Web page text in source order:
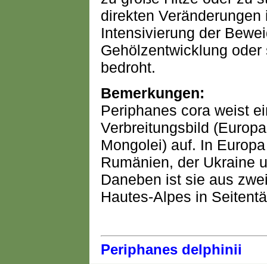
direkten
Intensivierung der
Gehölzentwicklung
bedroht.
Bemerkungen:
Periphanes cora weist
Verbreitungsbild
Mongolei) auf. In
Rumänien, der Ukraine
Daneben ist sie aus
Hautes-Alpes in
Periphanes delphinii